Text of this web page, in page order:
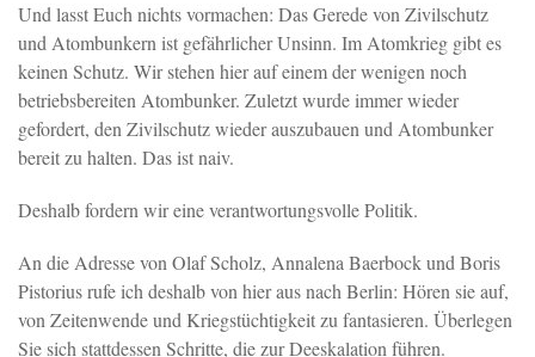
Und lasst Euch nichts vormachen: Das Gerede von Zivilschutz
und Atombunkern ist gefährlicher Unsinn. Im Atomkrieg gibt es
keinen Schutz. Wir stehen hier auf einem der wenigen noch
betriebsbereiten Atombunker. Zuletzt wurde immer wieder
gefordert, den Zivilschutz wieder auszubauen und Atombunker
bereit zu halten. Das ist naiv.
Deshalb fordern wir eine verantwortungsvolle Politik.
An die Adresse von Olaf Scholz, Annalena Baerbock und Boris
Pistorius rufe ich deshalb von hier aus nach Berlin: Hören sie auf,
von Zeitenwende und Kriegstüchtigkeit zu fantasieren. Überlegen
Sie sich stattdessen Schritte, die zur Deeskalation führen.